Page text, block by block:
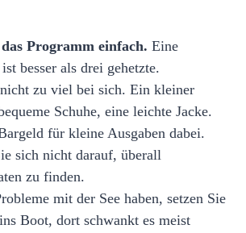
Programm einfach. Eine
besser als drei gehetzte.
zu viel bei sich. Ein kleiner
Schuhe, eine leichte Jacke.
für kleine Ausgaben dabei.
sich nicht darauf, überall
zu finden.
mit der See haben, setzen Sie
Boot, dort schwankt es meist